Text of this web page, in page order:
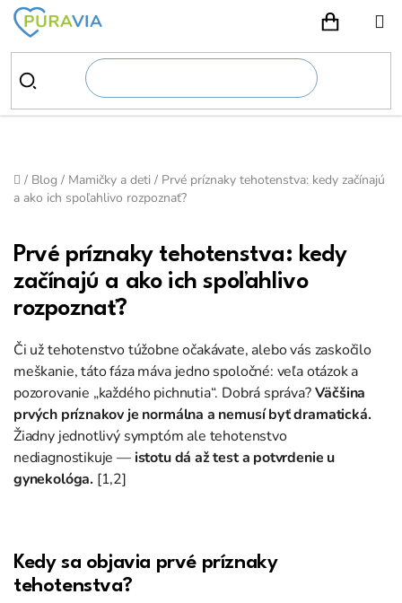
Prejsť
obsah
Domov
/ Blog / Mamičky a deti / Prvé príznaky tehotenstva: kedy začínajú
a ako ich spoľahlivo rozpoznať?
Prvé príznaky tehotenstva: kedy
začínajú a ako ich spoľahlivo
rozpoznať?
Či už tehotenstvo túžobne očakávate, alebo vás zaskočilo
meškanie, táto fáza máva jedno spoločné: veľa otázok a
pozorovanie „každého pichnutia“. Dobrá správa?Väčšina
prvých príznakov je normálna a nemusí byť dramatická.
Žiadny jednotlivý symptóm ale tehotenstvo
nediagnostikuje —istotu dá až test a potvrdenie u
gynekológa. [1,2]
Kedy sa objavia prvé príznaky
tehotenstva?